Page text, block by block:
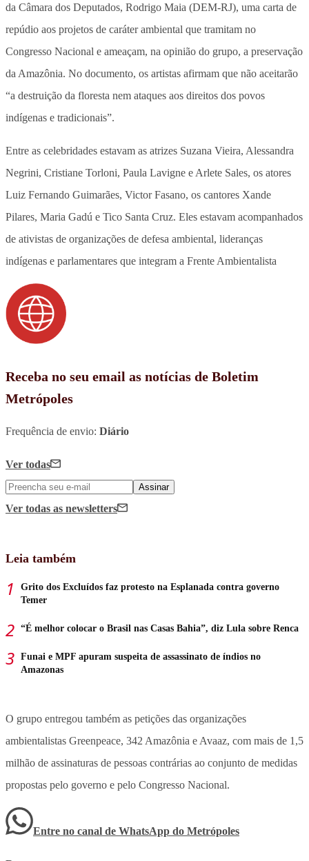
da Câmara dos Deputados, Rodrigo Maia (DEM-RJ), uma carta de
repúdio aos projetos de caráter ambiental que tramitam no
Congresso Nacional e ameaçam, na opinião do grupo, a preservação
da Amazônia. No documento, os artistas afirmam que não aceitarão
“a destruição da floresta nem ataques aos direitos dos povos
indígenas e tradicionais”.
Entre as celebridades estavam as atrizes Suzana Vieira, Alessandra
Negrini, Cristiane Torloni, Paula Lavigne e Arlete Sales, os atores
Luiz Fernando Guimarães, Victor Fasano, os cantores Xande
Pilares, Maria Gadú e Tico Santa Cruz. Eles estavam acompanhados
de ativistas de organizações de defesa ambiental, lideranças
indígenas e parlamentares que integram a Frente Ambientalista
Receba no seu email as notícias de Boletim
Metrópoles
Frequência de envio: Diário
Ver todas
Assinar
Ver todas as newsletters
Leia também
Grito dos Excluídos faz protesto na Esplanada contra governo
Temer
“É melhor colocar o Brasil nas Casas Bahia”, diz Lula sobre Renca
Funai e MPF apuram suspeita de assassinato de índios no
Amazonas
O grupo entregou também as petições das organizações
ambientalistas Greenpeace, 342 Amazônia e Avaaz, com mais de 1,5
milhão de assinaturas de pessoas contrárias ao conjunto de medidas
propostas pelo governo e pelo Congresso Nacional.
Entre no canal de WhatsApp do Metrópoles